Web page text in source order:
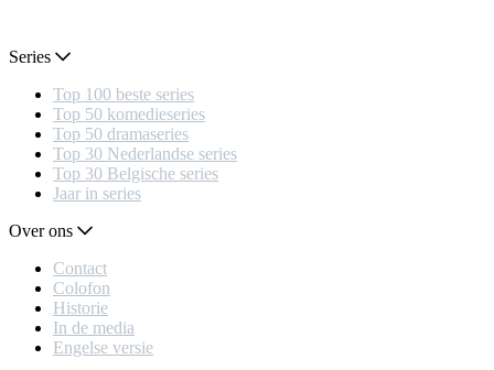
Series
Top 100 beste series
Top 50 komedieseries
Top 50 dramaseries
Top 30 Nederlandse series
Top 30 Belgische series
Jaar in series
Over ons
Contact
Colofon
Historie
In de media
Engelse versie